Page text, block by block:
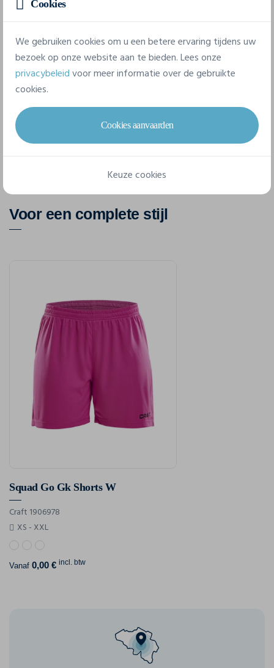
Samenstelling
6 beschikbare maten
Voor een complete stijl
Squad Go Gk Shorts W
Craft 1906978
XS - XXL
Vanaf 0,00 € incl. btw
Cookies
We gebruiken cookies om u een betere ervaring tijdens uw
bezoek op onze website aan te bieden. Lees onze
privacybeleidvoor meer informatie over de gebruikte
cookies.
Cookies aanvaarden
Keuze cookies